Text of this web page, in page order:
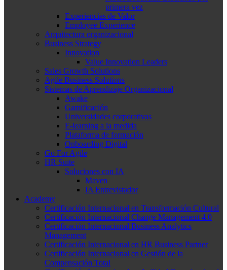
primera vez
Experiencias de Valor
Employee Experience
Arquitectura organizacional
Business Strategy
Innovation
Value Innovation Leaders
Sales Growth Solutions
Agile Business Solutions
Sistemas de Aprendizaje Organizacional
Awake
Gamificación
Universidades corporativas
E-learning a la medida
Plataforma de formación
Onboarding Digital
Go For Agile
HR Suite
Soluciones con IA
Maven
IA Entrevistador
Academy
Certificación Internacional en Transformación Cultural
Certificación Internacional Change Management 4.0
Certificación Internacional Business Analytics
Management
Certificación Internacional en HR Business Partner
Certificación Internacional en Gestión de la
Compensación Total